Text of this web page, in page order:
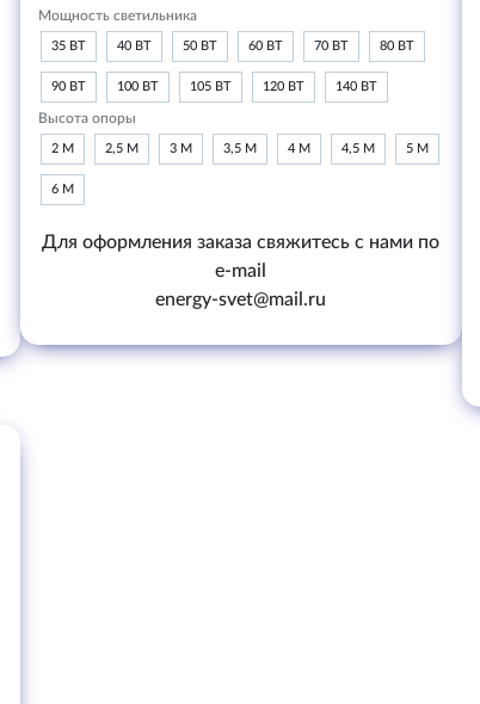
Мощность светильника
35 ВТ 40 ВТ 50 ВТ 60 ВТ 70 ВТ 80 ВТ
90 ВТ 100 ВТ 105 ВТ 120 ВТ 140 ВТ
Высота опоры
2 М 2,5 М 3 М 3,5 М 4 М 4,5 М 5 М
6 М
Для оформления заказа свяжитесь с нами по
e-mail
energy-svet@mail.ru